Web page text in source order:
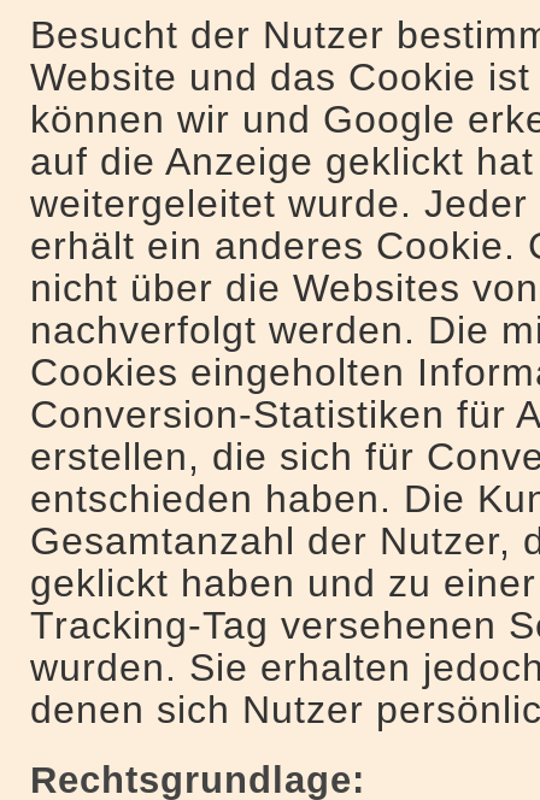
Besucht der Nutzer
Website und das Cookie
können wir und Google
auf die Anzeige geklickt
weitergeleitet wurde.
erhält ein anderes Cookie.
nicht über die Websites
nachverfolgt werden. Die
Cookies eingeholten
Conversion-Statistiken für
erstellen, die sich für
entschieden haben. Die
Gesamtanzahl der Nutzer,
geklickt haben und zu
Tracking-Tag versehenen
wurden. Sie erhalten
denen sich Nutzer
Rechtsgrundlage: